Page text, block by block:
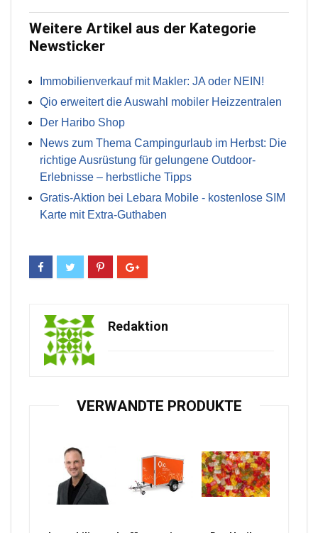
Weitere Artikel aus der Kategorie
Newsticker
Immobilienverkauf mit Makler: JA oder NEIN!
Qio erweitert die Auswahl mobiler Heizzentralen
Der Haribo Shop
News zum Thema Campingurlaub im Herbst: Die
richtige Ausrüstung für gelungene Outdoor-
Erlebnisse – herbstliche Tipps
Gratis-Aktion bei Lebara Mobile - kostenlose SIM
Karte mit Extra-Guthaben
Redaktion
VERWANDTE PRODUKTE